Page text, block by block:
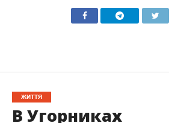
ЖИТТЯ
В Угорниках